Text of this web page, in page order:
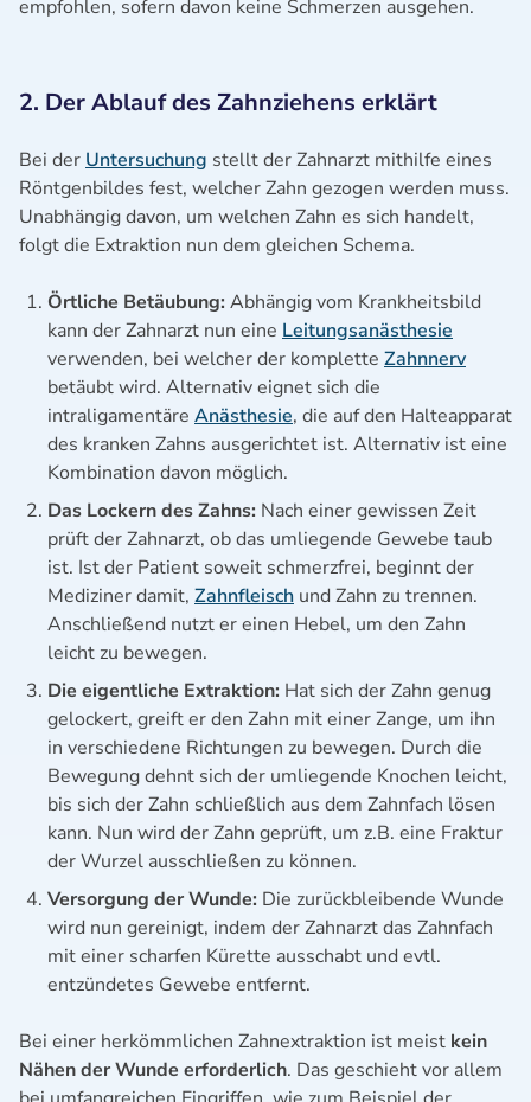
empfohlen, sofern davon keine Schmerzen ausgehen.
2. Der Ablauf des Zahnziehens erklärt
Bei der Untersuchung stellt der Zahnarzt mithilfe eines
Röntgenbildes fest, welcher Zahn gezogen werden muss.
Unabhängig davon, um welchen Zahn es sich handelt,
folgt die Extraktion nun dem gleichen Schema.
Örtliche Betäubung: Abhängig vom Krankheitsbild
kann der Zahnarzt nun eine Leitungsanästhesie
verwenden, bei welcher der komplette Zahnnerv
betäubt wird. Alternativ eignet sich die
intraligamentäre Anästhesie, die auf den Halteapparat
des kranken Zahns ausgerichtet ist. Alternativ ist eine
Kombination davon möglich.
Das Lockern des Zahns: Nach einer gewissen Zeit
prüft der Zahnarzt, ob das umliegende Gewebe taub
ist. Ist der Patient soweit schmerzfrei, beginnt der
Mediziner damit, Zahnfleisch und Zahn zu trennen.
Anschließend nutzt er einen Hebel, um den Zahn
leicht zu bewegen.
Die eigentliche Extraktion: Hat sich der Zahn genug
gelockert, greift er den Zahn mit einer Zange, um ihn
in verschiedene Richtungen zu bewegen. Durch die
Bewegung dehnt sich der umliegende Knochen leicht,
bis sich der Zahn schließlich aus dem Zahnfach lösen
kann. Nun wird der Zahn geprüft, um z.B. eine Fraktur
der Wurzel ausschließen zu können.
Versorgung der Wunde: Die zurückbleibende Wunde
wird nun gereinigt, indem der Zahnarzt das Zahnfach
mit einer scharfen Kürette ausschabt und evtl.
entzündetes Gewebe entfernt.
Bei einer herkömmlichen Zahnextraktion ist meist kein
Nähen der Wunde erforderlich. Das geschieht vor allem